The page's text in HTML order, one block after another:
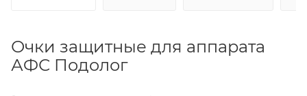
Очки защитные для аппарата
АФС Подолог